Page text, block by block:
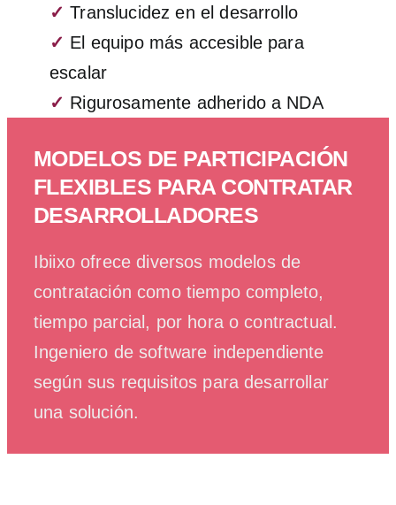
✓ Translucidez en el desarrollo
✓ El equipo más accesible para
escalar
✓ Rigurosamente adherido a NDA
MODELOS DE PARTICIPACIÓN
FLEXIBLES PARA CONTRATAR
DESARROLLADORES
Ibiixo ofrece diversos modelos de
contratación como tiempo completo,
tiempo parcial, por hora o contractual.
Ingeniero de software independiente
según sus requisitos para desarrollar
una solución.